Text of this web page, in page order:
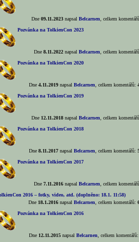
Dne 09.11.2023napsal Belcarnen , celkem
Pozvánka na TolkienCon 2023
Dne 8.11.2022napsal Belcarnen , celkem
Pozvánka na TolkienCon 2020
Dne 4.11.2019napsal Belcarnen , celkem komentářů:
Pozvánka na TolkienCon 2019
Dne 12.11.2018napsal Belcarnen , celkem
Pozvánka na TolkienCon 2018
Dne 8.11.2017napsal Belcarnen , celkem komentářů:
Pozvánka na TolkienCon 2017
Dne 7.11.2016napsal Belcarnen , celkem
2016 – fotky, video, atd. (doplněno: 18.1. 11:58)
Dne 18.1.2016napsal Belcarnen , celkem komentářů:
Pozvánka na TolkienCon 2016
Dne 12.11.2015napsal Belcarnen , celkem komentářů: